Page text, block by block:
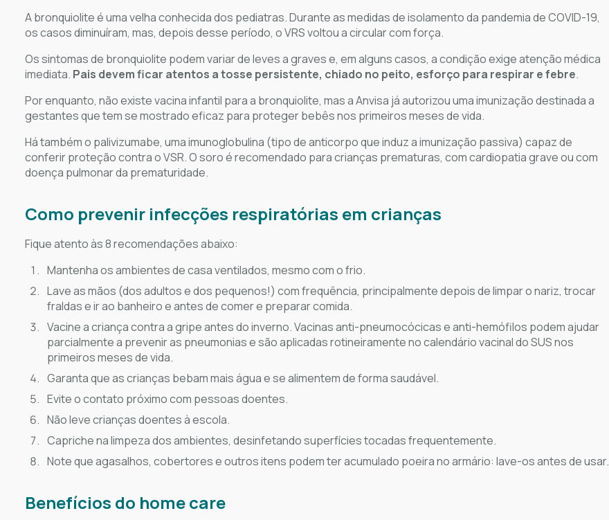
A bronquiolite é uma velha conhecida dos pediatras. Durante as medidas de isolamento da pandemia de COVID-19,
os casos diminuíram, mas, depois desse período, o VRS voltou a circular com força.
Os sintomas de bronquiolite podem variar de leves a graves e, em alguns casos, a condição exige atenção médica
imediata. Pais devem ficar atentos a tosse persistente, chiado no peito, esforço para respirar e febre.
Por enquanto, não existe vacina infantil para a bronquiolite, mas a Anvisa já autorizou uma imunização destinada a
gestantes que tem se mostrado eficaz para proteger bebês nos primeiros meses de vida.
Há também o palivizumabe, uma imunoglobulina (tipo de anticorpo que induz a imunização passiva) capaz de
conferir proteção contra o VSR. O soro é recomendado para crianças prematuras, com cardiopatia grave ou com
doença pulmonar da prematuridade.
Como prevenir infecções respiratórias em crianças
Fique atento às 8 recomendações abaixo:
Mantenha os ambientes de casa ventilados, mesmo com o frio.
Lave as mãos (dos adultos e dos pequenos!) com frequência, principalmente depois de limpar o nariz, trocar
fraldas e ir ao banheiro e antes de comer e preparar comida.
Vacine a criança contra a gripe antes do inverno. Vacinas anti-pneumocócicas e anti-hemófilos podem ajudar
parcialmente a prevenir as pneumonias e são aplicadas rotineiramente no calendário vacinal do SUS nos
primeiros meses de vida.
Garanta que as crianças bebam mais água e se alimentem de forma saudável.
Evite o contato próximo com pessoas doentes.
Não leve crianças doentes à escola.
Capriche na limpeza dos ambientes, desinfetando superfícies tocadas frequentemente.
Note que agasalhos, cobertores e outros itens podem ter acumulado poeira no armário: lave-os antes de usar.
Benefícios do home care